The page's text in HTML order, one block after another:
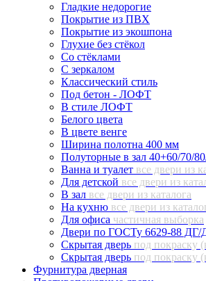
Гладкие недорогие
Покрытие из ПВХ
Покрытие из экошпона
Глухие без стёкол
Со стёклами
С зеркалом
Классический стиль
Под бетон - ЛОФТ
В стиле ЛОФТ
Белого цвета
В цвете венге
Ширина полотна 400 мм
Полуторные в зал 40+60/70/
Ванна и туалет все двери из
Для детской все двери из
В зал все двери из каталога
На кухню все двери из
Для офиса частичная выборка
Двери по ГОСТу 6629-88
Скрытая дверь под покраску
Скрытая дверь под покраску
Фурнитура дверная